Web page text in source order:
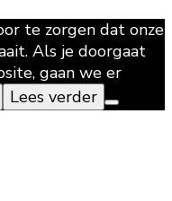
te zorgen dat onze
Als je doorgaat
gaan we er
Lees verder